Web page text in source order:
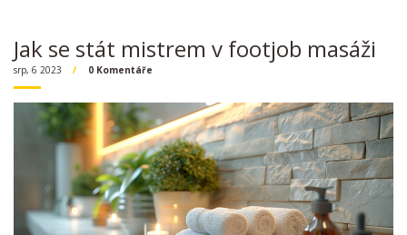
Jak se stát mistrem v footjob masáži
srp, 6 2023 0 Komentáře